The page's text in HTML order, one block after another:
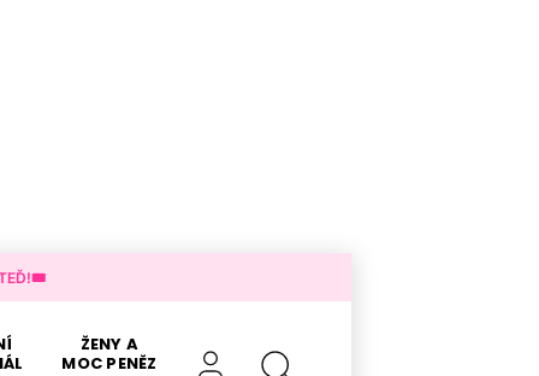
TEĎ!🎟️
ŽENY A
MOC PENĚZ